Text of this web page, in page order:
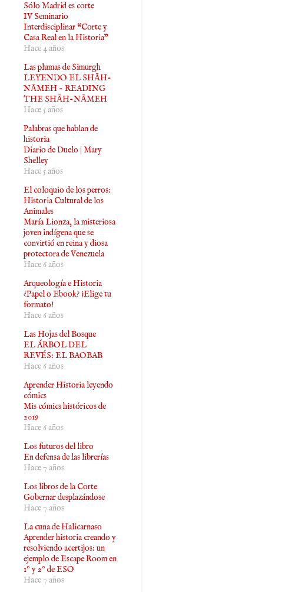
Sólo Madrid es corte
IV Seminario
Interdisciplinar “Corte y
Casa Real en la Historia”
Hace 4 años
Las plumas de Simurgh
LEYENDO EL SHĀH-
NĀMEH - READING
THE SHĀH-NĀMEH
Hace 5 años
Palabras que hablan de
historia
Diario de Duelo | Mary
Shelley
Hace 5 años
El coloquio de los perros:
Historia Cultural de los
Animales
María Lionza, la misteriosa
joven indígena que se
convirtió en reina y diosa
protectora de Venezuela
Hace 6 años
Arqueología e Historia
¿Papel o Ebook? ¡Elige tu
formato!
Hace 6 años
Las Hojas del Bosque
EL ÁRBOL DEL
REVÉS: EL BAOBAB
Hace 6 años
Aprender Historia leyendo
cómics
Mis cómics históricos de
2019
Hace 6 años
Los futuros del libro
En defensa de las librerías
Hace 7 años
Los libros de la Corte
Gobernar desplazándose
Hace 7 años
La cuna de Halicarnaso
Aprender historia creando y
resolviendo acertijos: un
ejemplo de Escape Room en
1º y 2º de ESO
Hace 7 años